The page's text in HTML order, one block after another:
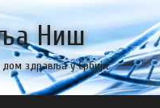
Ниш
здравља у Србији